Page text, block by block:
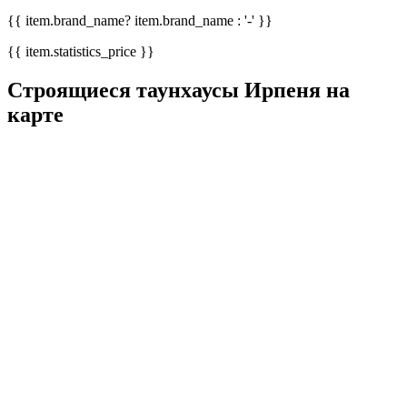
{{ item.brand_name? item.brand_name : '-' }}
{{ item.statistics_price }}
Строящиеся таунхаусы Ирпеня на
карте